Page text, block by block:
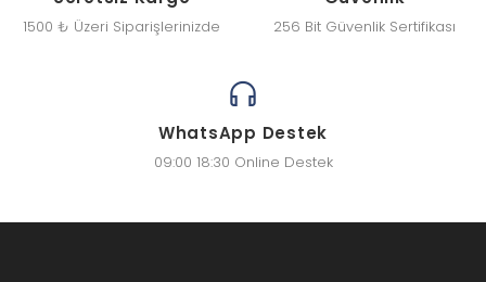
1500 ₺ Üzeri Siparişlerinizde 256 Bit Güvenlik Sertifikası
WhatsApp Destek
09:00 18:30 Online Destek